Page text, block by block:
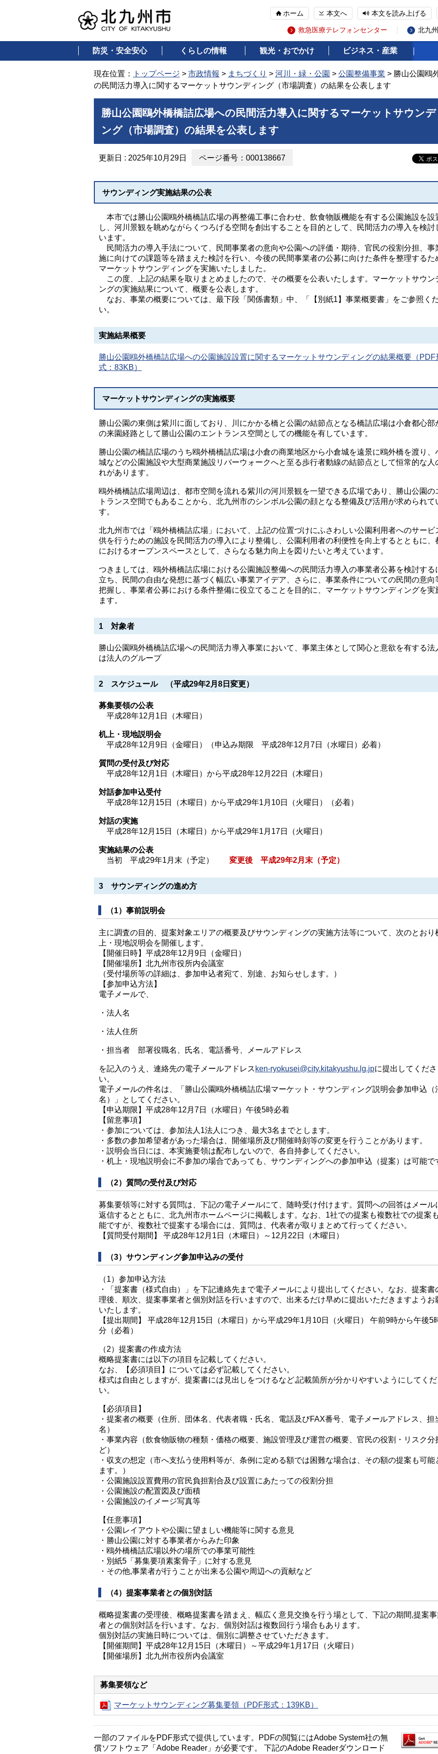
ホーム 本文へ 本文を読み上げる
救急医療テレフォンセンター 北九
防災・安全安心 くらしの情報 観光・おでかけ ビジネス・産業
現在位置： トップページ > 市政情報 > まちづくり > 河川・緑・公園 > 公園整備事業 > 勝山公園鴎
の民間活力導入に関するマーケットサウンディング（市場調査）の結果を公表します
勝山公園鴎外橋橋詰広場への民間活力導入に関するマーケットサウン
ング（市場調査）の結果を公表します
更新日 : 2025年10月29日 ページ番号：000138667
サウンディング実施結果の公表
本市では勝山公園鴎外橋橋詰広場の再整備工事に合わせ、飲食物販機能を有する公園施設を設
し、河川景観を眺めながらくつろげる空間を創出することを目的として、民間活力の導入を検討
います。
民間活力の導入手法について、民間事業者の意向や公園への評価・期待、官民の役割分担、事
施に向けての課題等を踏まえた検討を行い、今後の民間事業者の公募に向けた条件を整理するた
マーケットサウンディングを実施いたしました。
この度、上記の結果を取りまとめましたので、その概要を公表いたします。マーケットサウン
ングの実施結果について、概要を公表します。
なお、事業の概要については、最下段「関係書類」中、「【別紙1】事業概要書」をご参照く
い。
実施結果概要
勝山公園鴎外橋橋詰広場への公園施設設置に関するマーケットサウンディングの結果概要（PDF
式：83KB）
マーケットサウンディングの実施概要
勝山公園の東側は紫川に面しており、川にかかる橋と公園の結節点となる橋詰広場は小倉都心部
の来園経路として勝山公園のエントランス空間としての機能を有しています。
勝山公園の橋詰広場のうち鴎外橋橋詰広場は小倉の商業地区から小倉城を遠景に鴎外橋を渡り、
城などの公園施設や大型商業施設リバーウォークへと至る歩行者動線の結節点として恒常的な人
れがあります。
鴎外橋橋詰広場周辺は、都市空間を流れる紫川の河川景観を一望できる広場であり、勝山公園の
トランス空間でもあることから、北九州市のシンボル公園の顔となる整備及び活用が求められて
す。
北九州市では「鴎外橋橋詰広場」において、上記の位置づけにふさわしい公園利用者へのサービ
供を行うための施設を民間活力の導入により整備し、公園利用者の利便性を向上するとともに、
におけるオープンスペースとして、さらなる魅力向上を図りたいと考えています。
つきましては、鴎外橋橋詰広場における公園施設整備への民間活力導入の事業者公募を検討する
立ち、民間の自由な発想に基づく幅広い事業アイデア、さらに、事業条件についての民間の意向
把握し、事業者公募における条件整備に役立てることを目的に、マーケットサウンディングを実
ます。
1 対象者
勝山公園鴎外橋橋詰広場への民間活力導入事業において、事業主体として関心と意欲を有する法
は法人のグループ
2 スケジュール （平成29年2月8日変更）
募集要領の公表
平成28年12月1日（木曜日）
机上・現地説明会
平成28年12月9日（金曜日）（申込み期限 平成28年12月7日（水曜日）必着）
質問の受付及び対応
平成28年12月1日（木曜日）から平成28年12月22日（木曜日）
対話参加申込受付
平成28年12月15日（木曜日）から平成29年1月10日（火曜日）（必着）
対話の実施
平成28年12月15日（木曜日）から平成29年1月17日（火曜日）
実施結果の公表
当初 平成29年1月末（予定） 変更後 平成29年2月末（予定）
3 サウンディングの進め方
（1）事前説明会
主に調査の目的、提案対象エリアの概要及びサウンディングの実施方法等について、次のとおり
上・現地説明会を開催します。
【開催日時】平成28年12月9日（金曜日）
【開催場所】北九州市役所内会議室
（受付場所等の詳細は、参加申込者宛て、別途、お知らせします。）
【参加申込方法】
電子メールで、
・法人名
・法人住所
・担当者 部署役職名、氏名、電話番号、メールアドレス
を記入のうえ、連絡先の電子メールアドレス ken-ryokusei@city.kitakyushu.lg.jpに提出してくださ
い。
電子メールの件名は、「勝山公園鴎外橋橋詰広場マーケット・サウンディング説明会参加申込（
名）」としてください。
【申込期限】平成28年12月7日（水曜日）午後5時必着
【留意事項】
・参加については、参加法人1法人につき、最大3名までとします。
・多数の参加希望者があった場合は、開催場所及び開催時刻等の変更を行うことがあります。
・説明会当日には、本実施要領は配布しないので、各自持参してください。
・机上・現地説明会に不参加の場合であっても、サウンディングへの参加申込（提案）は可能で
（2）質問の受付及び対応
募集要領等に対する質問は、下記の電子メールにて、随時受け付けます。質問への回答はメール
返信するとともに、北九州市ホームページに掲載します。なお、1社での提案も複数社での提案
能ですが、複数社で提案する場合には、質問は、代表者が取りまとめて行ってください。
【質問受付期間】 平成28年12月1日（木曜日）～12月22日（木曜日）
（3）サウンディング参加申込みの受付
（1）参加申込方法
・「提案書（様式自由）」を下記連絡先まで電子メールにより提出してください。なお、提案書
理後、順次、提案事業者と個別対話を行いますので、出来るだけ早めに提出いただきますようお
いたします。
【提出期間】 平成28年12月15日（木曜日）から平成29年1月10日（火曜日） 午前9時から午後5
分（必着）
（2）提案書の作成方法
概略提案書には以下の項目を記載してください。
なお、【必須項目】については必ず記載してください。
様式は自由としますが、提案書には見出しをつけるなど,記載箇所が分かりやすいようにしてく
い。
【必須項目】
・提案者の概要（住所、団体名、代表者職・氏名、電話及びFAX番号、電子メールアドレス、担
名）
・事業内容（飲食物販物の種類・価格の概要、施設管理及び運営の概要、官民の役割・リスク分
ど）
・収支の想定（市へ支払う使用料等が、条例に定める額では困難な場合は、その額の提案も可能
ます。）
・公園施設設置費用の官民負担割合及び設置にあたっての役割分担
・公園施設の配置図及び面積
・公園施設のイメージ写真等
【任意事項】
・公園レイアウトや公園に望ましい機能等に関する意見
・勝山公園に対する事業者からみた印象
・鴎外橋橋詰広場以外の場所での事業可能性
・別紙5「募集要項素案骨子」に対する意見
・その他,事業者が行うことが出来る公園や周辺への貢献など
（4）提案事業者との個別対話
概略提案書の受理後、概略提案書を踏まえ、幅広く意見交換を行う場として、下記の期間,提案
者との個別対話を行います。なお、個別対話は複数回行う場合もあります。
個別対話の実施日時については、個別に調整させていただきます。
【開催期間】平成28年12月15日（木曜日）～平成29年1月17日（火曜日）
【開催場所】北九州市役所内会議室
募集要領など
マーケットサウンディング募集要領（PDF形式：139KB）
一部のファイルをPDF形式で提供しています。PDFの閲覧にはAdobe System社の無
償ソフトウェア「Adobe Reader」が必要です。 下記のAdobe Readerダウンロード